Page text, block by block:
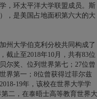
，环太平洋大学联盟成员。斯
，是美国占地面积第六大的大
州大学伯克利分校共同构成了
截止至2018年10月，共有83位
尔奖、位列世界第七；27位曾
界第一；8位曾获得过菲尔兹
19年，该校在世界大学学
二，在泰晤士高等教育世界大